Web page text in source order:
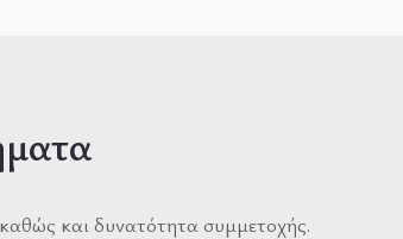
και δυνατότητα συμμετοχής.